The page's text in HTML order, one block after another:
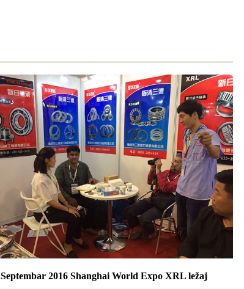
Septembar 2016 Shanghai World Expo XRL ležaj